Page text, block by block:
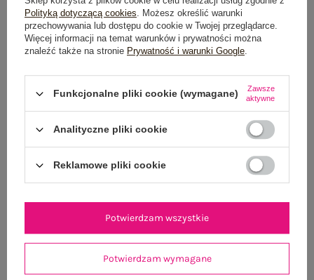
GŁÓWNE PARAMETRY
WYSYŁKA I DOSTAWA
ZWROTY I REKLAMACJE
OSTATNIO OGLĄDANE
Zobacz wszystko
Polityką dotyczącą cookies. Możesz określić warunki
przechowywania lub dostępu do cookie w Twojej przeglądarce.
Więcej informacji na temat warunków i prywatności można
znaleźć także na stronie Prywatność i warunki Google.
Funkcjonalne pliki cookie (wymagane)
Zawsze
aktywne
Analityczne pliki cookie
Reklamowe pliki cookie
Potwierdzam wymagane
Potwierdzam wszystkie